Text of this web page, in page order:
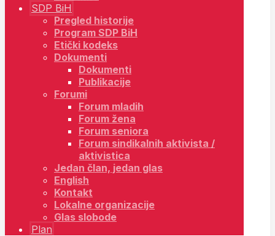
SDP BiH
Pregled historije
Program SDP BiH
Etički kodeks
Dokumenti
Dokumenti
Publikacije
Forumi
Forum mladih
Forum žena
Forum seniora
Forum sindikalnih aktivista /
aktivistica
Jedan član, jedan glas
English
Kontakt
Lokalne organizacije
Glas slobode
Plan